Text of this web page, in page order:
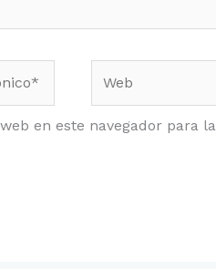
en este navegador para la